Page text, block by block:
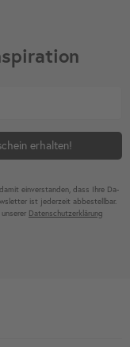
erhalten!
ein­ver­standen, dass Ihre Da­
ist jeder­zeit ab­bestel­lbar.
Daten­schutz­erklärung